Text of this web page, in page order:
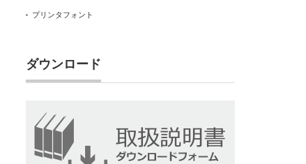
プリンタフォント
ダウンロード